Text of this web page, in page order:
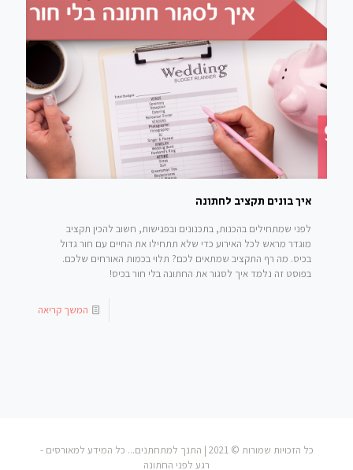
איך בונים תקציב לחתונה
לפני שמתחילים בהכנות, בתכנונים ובפגישות, חשוב להכין תקציב
מוגדר מראש לכל האירוע כדי שלא תתחילו את החיים עם חור גדול
בכיס. מה רף התקציב שמתאים לכם? תלוי בכמות האורחים שלכם.
בפוסט זה נלמד איך לסגור את החתונה בלי חור בכיס!
המשך קריאה
כל הזכויות שמורות © 2021 | התנך למתחתנים... כל המידע למאורסים -
רגע לפני החתונה